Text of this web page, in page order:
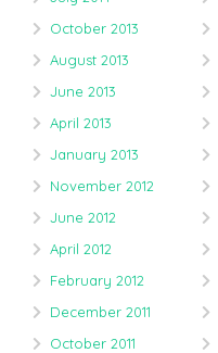
October 2013
August 2013
June 2013
April 2013
January 2013
November 2012
June 2012
April 2012
February 2012
December 2011
October 2011